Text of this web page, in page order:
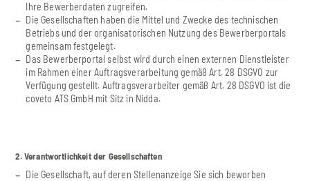
Ihre Bewerberdaten zugreifen.
Die Gesellschaften haben die Mittel und Zwecke des technischen
Betriebs und der organisatorischen Nutzung des Bewerberportals
gemeinsam festgelegt.
Das Bewerberportal selbst wird durch einen externen Dienstleister
im Rahmen einer Auftragsverarbeitung gemäß Art. 28 DSGVO zur
Verfügung gestellt. Auftragsverarbeiter gemäß Art. 28 DSGVO ist die
coveto ATS GmbH mit Sitz in Nidda.
2. Verantwortlichkeit der Gesellschaften
Die Gesellschaft, auf deren Stellenanzeige Sie sich beworben